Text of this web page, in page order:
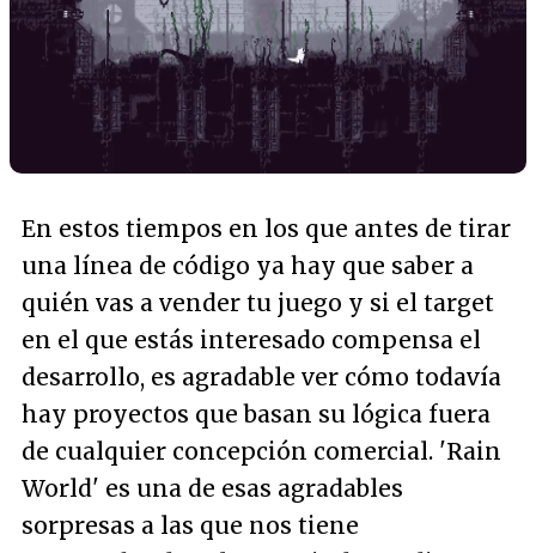
En estos tiempos en los que antes de tirar
una línea de código ya hay que saber a
quién vas a vender tu juego y si el target
en el que estás interesado compensa el
desarrollo, es agradable ver cómo todavía
hay proyectos que basan su lógica fuera
de cualquier concepción comercial. 'Rain
World' es una de esas agradables
sorpresas a las que nos tiene